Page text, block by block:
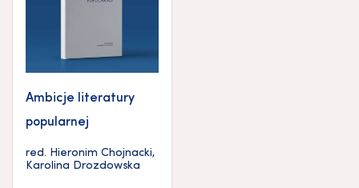
Ambicje literatury
popularnej
red. Hieronim Chojnacki,
Karolina Drozdowska